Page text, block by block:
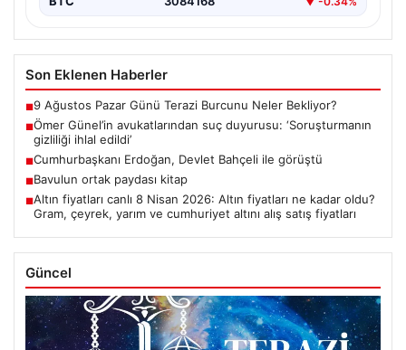
BTC 3084168 ▼ -0.34%
Son Eklenen Haberler
9 Ağustos Pazar Günü Terazi Burcunu Neler Bekliyor?
Ömer Günel’in avukatlarından suç duyurusu: ‘Soruşturmanın
gizliliği ihlal edildi’
Cumhurbaşkanı Erdoğan, Devlet Bahçeli ile görüştü
Bavulun ortak paydası kitap
Altın fiyatları canlı 8 Nisan 2026: Altın fiyatları ne kadar oldu?
Gram, çeyrek, yarım ve cumhuriyet altını alış satış fiyatları
Güncel